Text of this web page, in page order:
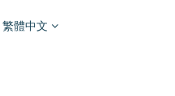
繁體中文